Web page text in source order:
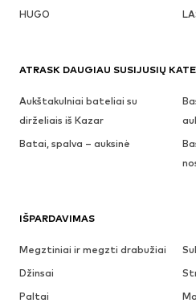
HUGO
IŠPARDAVIMAS
Megztiniai ir megzti drabužiai
Džinsai
Paltai
ATRASK DAUGIAU SUSIJUSIŲ
Aukštakulniai bateliai su
dirželiais iš Kazar
Batai, spalva – auksinė